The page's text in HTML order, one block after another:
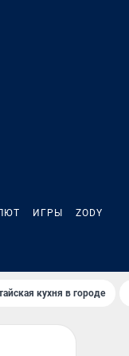
ИГРЫ ZODY
кухня в городе